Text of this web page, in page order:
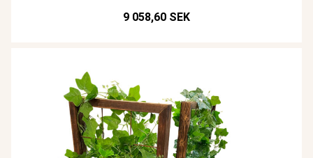
9 058,60 SEK